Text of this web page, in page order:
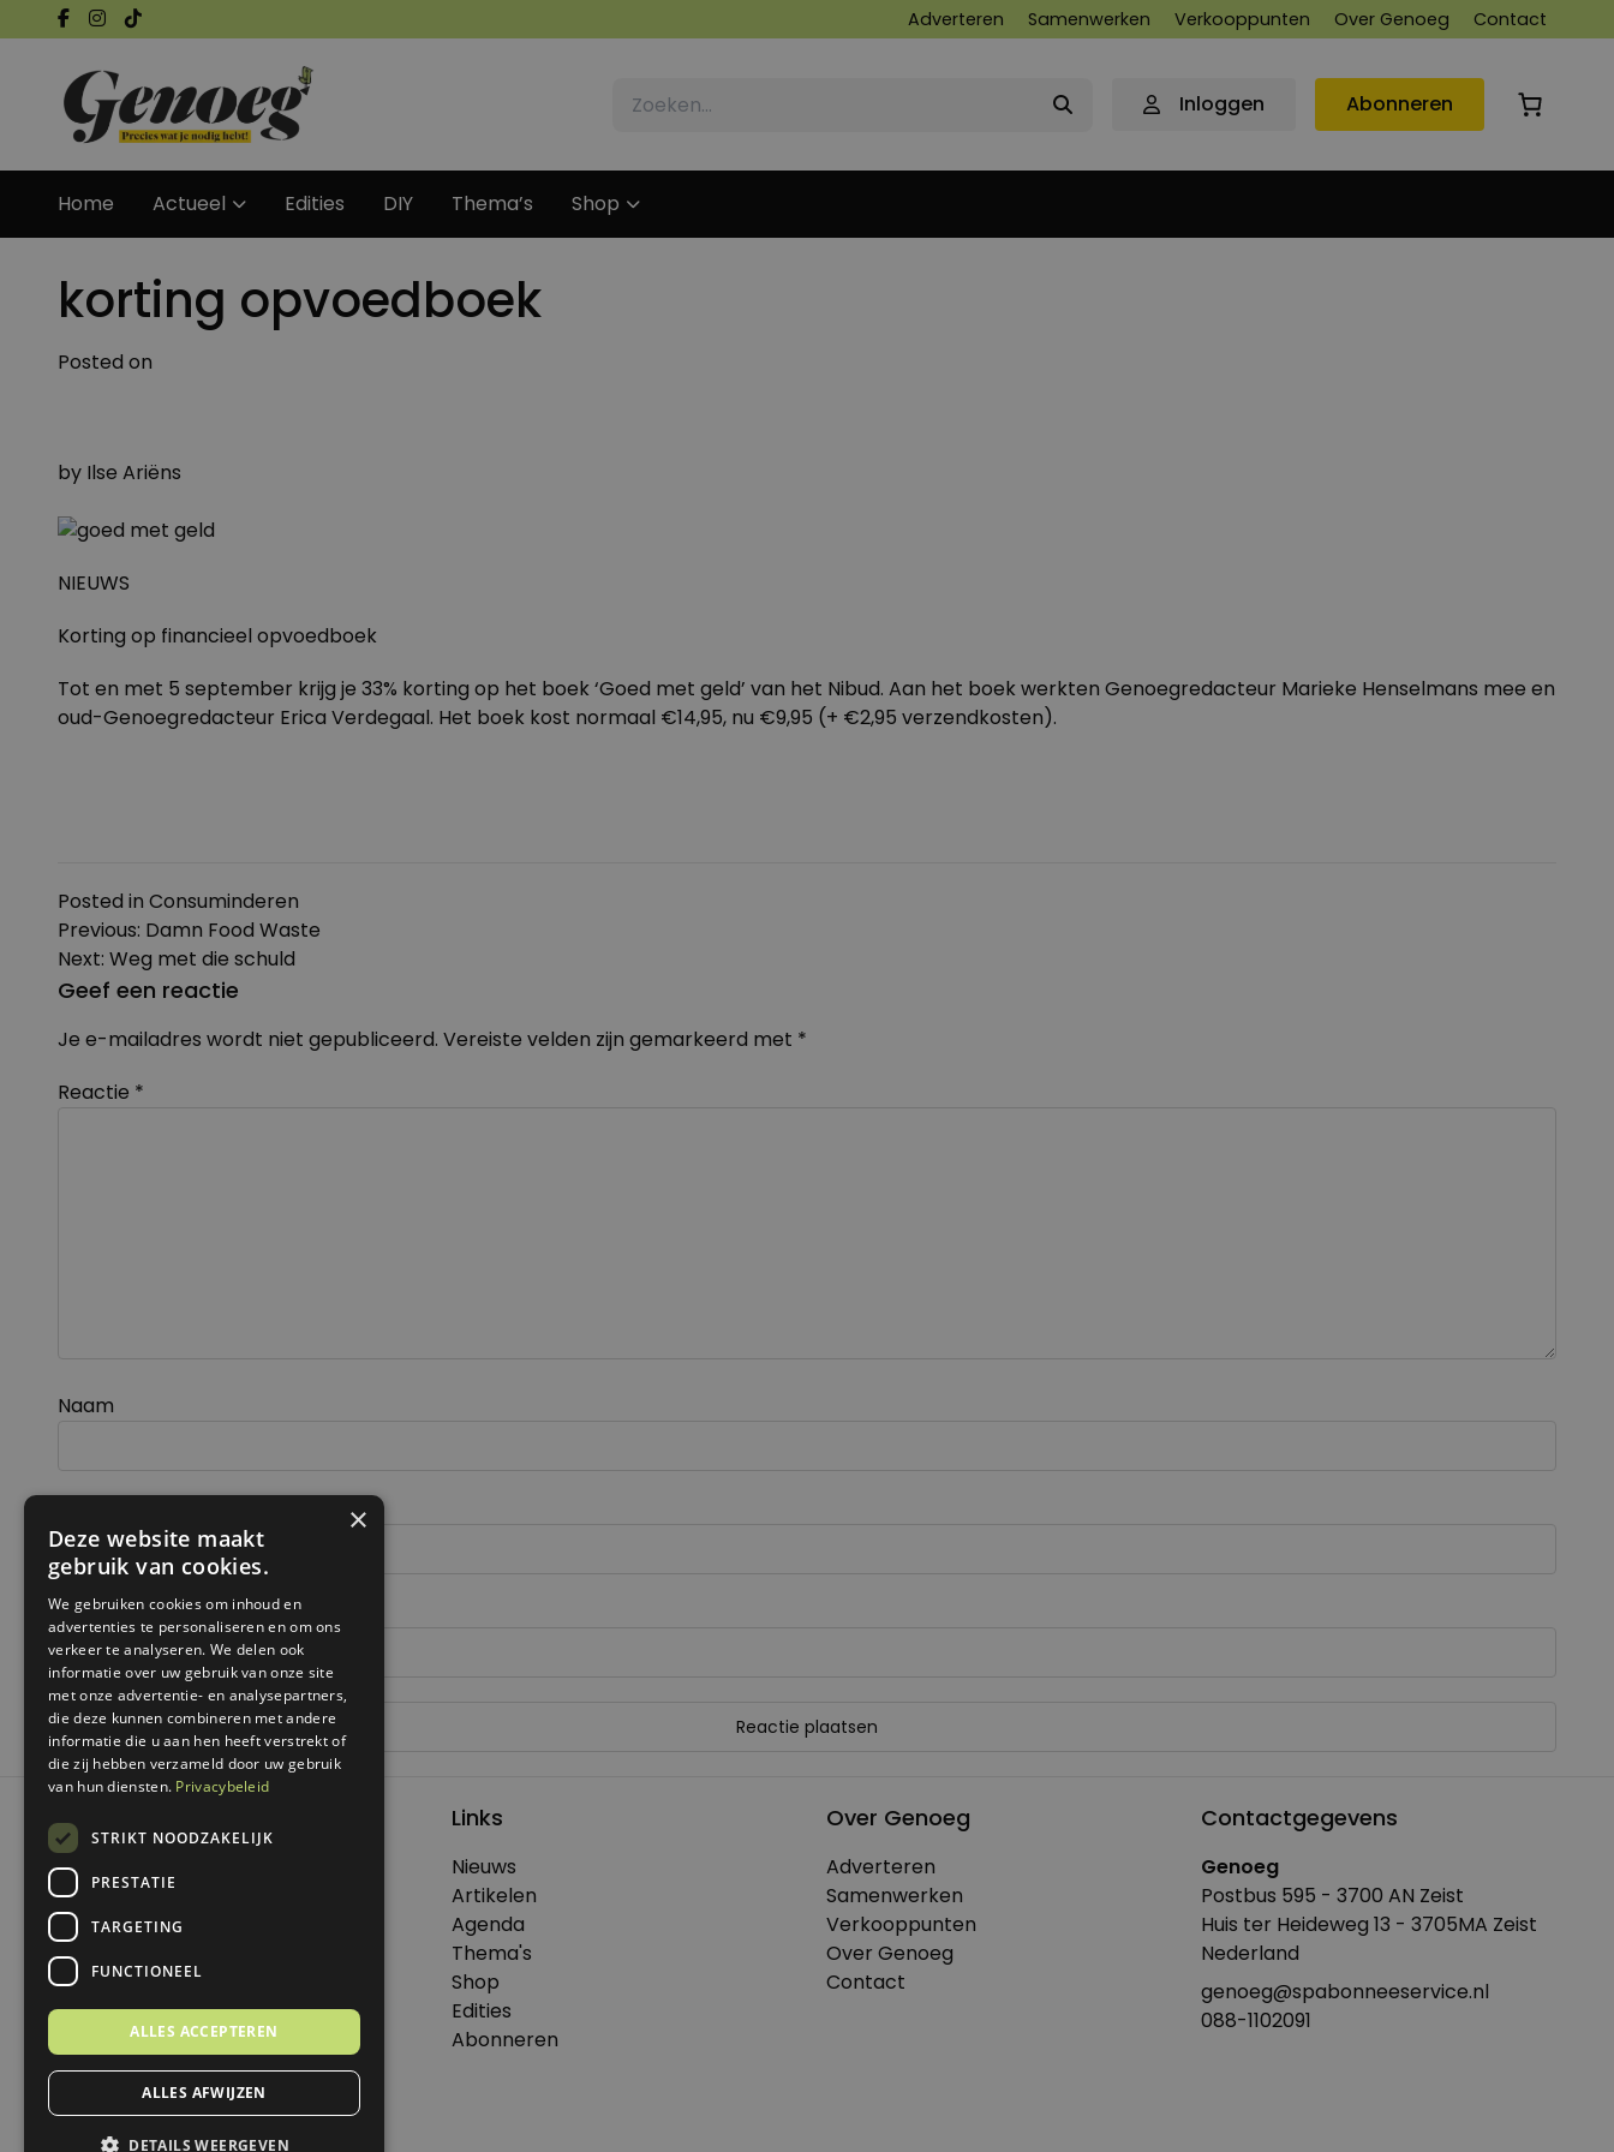
Adverteren Samenwerken Verkooppunten Over Genoeg Contact
Inloggen Abonneren
Home Actueel Edities DIY Thema’s Shop
korting opvoedboek
Posted on
by Ilse Ariëns
NIEUWS
Korting op financieel opvoedboek
Tot en met 5 september krijg je 33% korting op het boek ‘Goed met geld’ van het Nibud. Aan het boek werkten Genoegredacteur Marieke Henselmans mee en
oud-Genoegredacteur Erica Verdegaal. Het boek kost normaal €14,95, nu €9,95 (+ €2,95 verzendkosten).
Posted in Consuminderen
Bericht
navigatie
Previous: Damn Food Waste
Next: Weg met die schuld
Geef een reactie
Je e-mailadres wordt niet gepubliceerd. Vereiste velden zijn gemarkeerd met *
Reactie *
Naam
Site
© 2026 Genoeg .
Alle rechten voorbehouden.
Dit is een uitgave van Virtùmedia
Links
Nieuws
Artikelen
Agenda
Thema's
Shop
Edities
Abonneren
Over Genoeg
Adverteren
Samenwerken
Verkooppunten
Over Genoeg
Contact
Contactgegevens
Genoeg
Postbus 595 - 3700 AN Zeist
Huis ter Heideweg 13 - 3705MA Zeist
Nederland
genoeg@spabonneeservice.nl
088-1102091
×
Deze website maakt
gebruik van cookies.
We gebruiken cookies om inhoud en
advertenties te personaliseren en om ons
verkeer te analyseren. We delen ook
informatie over uw gebruik van onze site
met onze advertentie- en analysepartners,
die deze kunnen combineren met andere
informatie die u aan hen heeft verstrekt of
die zij hebben verzameld door uw gebruik
van hun diensten. Privacybeleid
STRIKT NOODZAKELIJK
PRESTATIE
TARGETING
FUNCTIONEEL
ALLES ACCEPTEREN
ALLES AFWIJZEN
DETAILS WEERGEVEN